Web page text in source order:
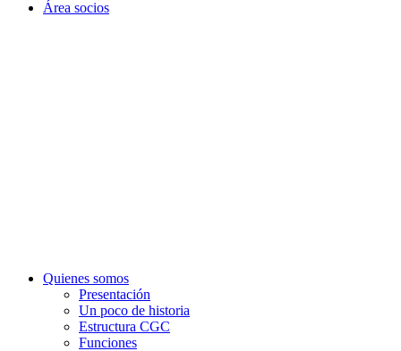
Área socios
Quienes somos
Presentación
Un poco de historia
Estructura CGC
Funciones